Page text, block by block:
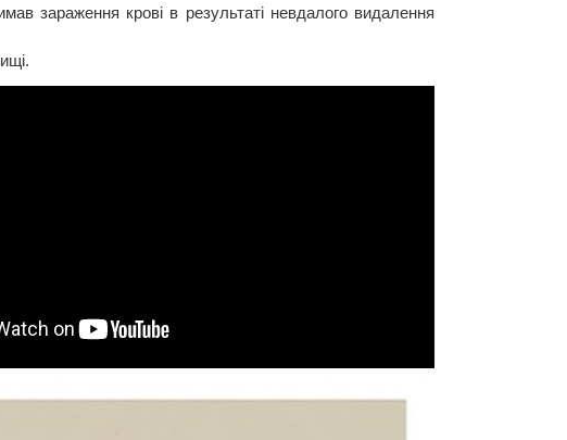
зараження крові в результаті невдалого видалення